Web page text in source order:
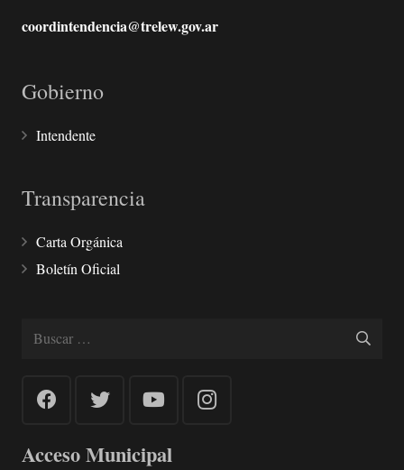
coordintendencia@trelew.gov.ar
Gobierno
Intendente
Transparencia
Carta Orgánica
Boletín Oficial
Buscar:
Acceso Municipal